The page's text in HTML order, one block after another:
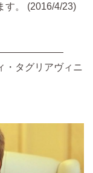
す。 (2016/4/23)
・タグリアヴィニ